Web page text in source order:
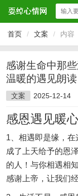
首页 / 文案 / 内容
感谢生命中那
温暖的遇见朗读
文案 2025-12-14
感恩遇见暖
1、相遇即是缘，
成了上天给予的恩
的人！与你相遇相
感谢上帝，让我们经